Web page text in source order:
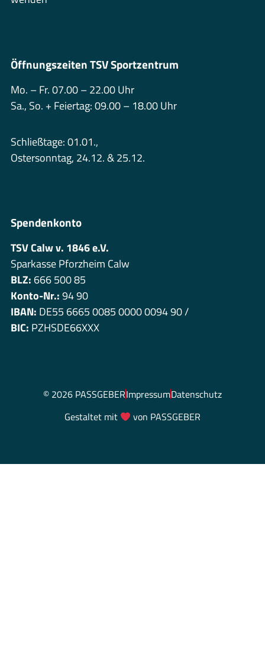
Öffnungszeiten TSV Sportzentrum
Mo. – Fr. 07.00 – 22.00 Uhr
Sa., So. + Feiertag: 09.00 – 18.00 Uhr
Schließtage: 01.01.,
Ostersonntag, 24.12. & 25.12.
Spendenkonto
TSV Calw v. 1846 e.V.
Sparkasse Pforzheim Calw
BLZ: 666 500 85
Konto-Nr.:94 90
IBAN: DE55 6665 0085 0000 0094 90 /
BIC: PZHSDE66XXX
© 2026 PASSGEBERImpressumDatenschutz
Gestaltet mit
von PASSGEBER